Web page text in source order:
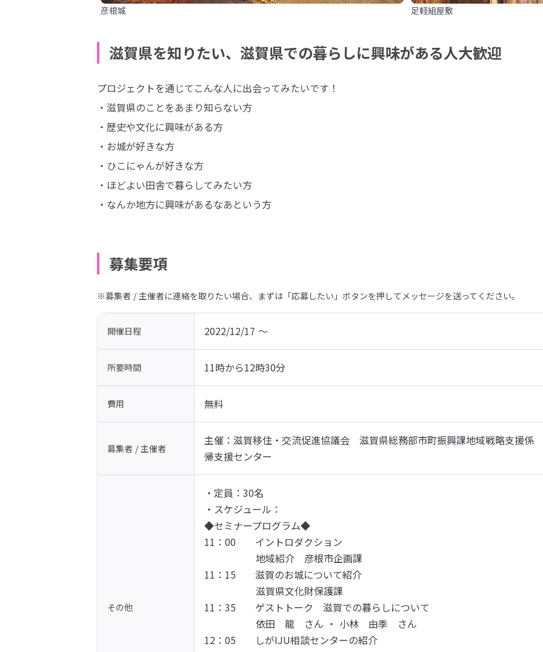
彦根城 足軽組屋敷
滋賀県を知りたい、滋賀県での暮らしに興味がある人大歓迎
プロジェクトを通じてこんな人に出会ってみたいです！
・滋賀県のことをあまり知らない方
・歴史や文化に興味がある方
・お城が好きな方
・ひこにゃんが好きな方
・ほどよい田舎で暮らしてみたい方
・なんか地方に興味があるなあという方
募集要項
※募集者 / 主催者に連絡を取りたい場合、まずは「応募したい」ボタンを押してメッセージを送ってください。
開催日程 2022/12/17 〜
所要時間 11時から12時30分
費用 無料
募集者 / 主催者
主催：滋賀移住・交流促進協議会　滋賀県総務部市町振興課地域戦略支援係
帰支援センター
その他
・定員：30名
・スケジュール：
◆セミナープログラム◆
11：00　　イントロダクション
地域紹介　彦根市企画課
11：15　　滋賀のお城について紹介
滋賀県文化財保護課
11：35　　ゲストトーク　滋賀での暮らしについて
依田　龍　さん ・ 小林　由季　さん
12：05　　しがIJU相談センターの紹介